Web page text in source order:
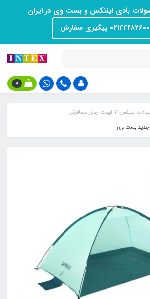
بادی اینتکس و بست وی در ایران
۰۲۱۴۴۲۸۲۶۰۰ پیگیری سفارش
0
اینتکس
قیمت چادر مسافرتی
جدید بست وی